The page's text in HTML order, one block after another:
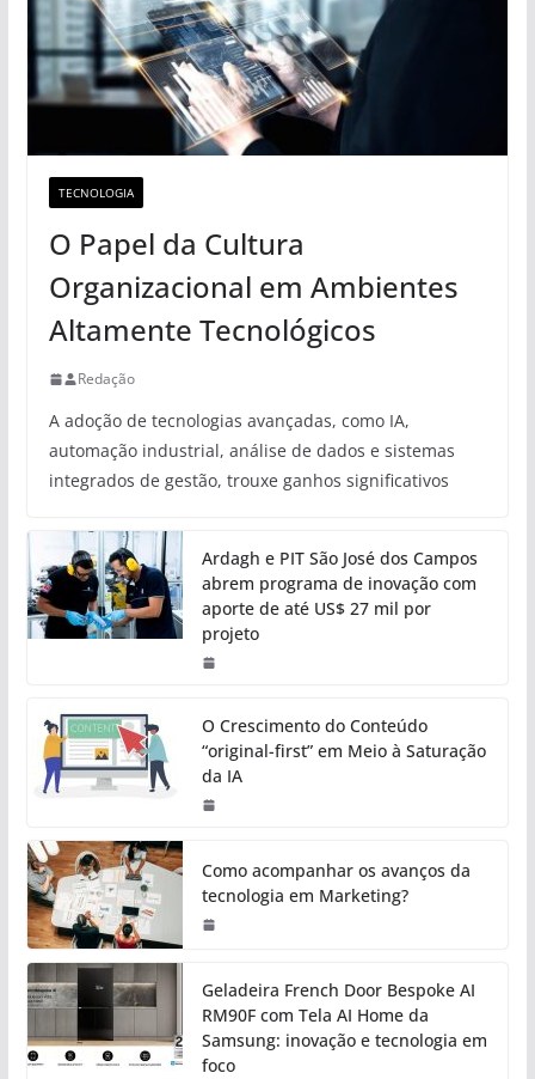
TECNOLOGIA
O Papel da Cultura
Organizacional em Ambientes
Altamente Tecnológicos
Redação
A adoção de tecnologias avançadas, como IA,
automação industrial, análise de dados e sistemas
integrados de gestão, trouxe ganhos significativos
Ardagh e PIT São José dos Campos
abrem programa de inovação com
aporte de até US$ 27 mil por
projeto
O Crescimento do Conteúdo
“original-first” em Meio à Saturação
da IA
Como acompanhar os avanços da
tecnologia em Marketing?
Geladeira French Door Bespoke AI
RM90F com Tela AI Home da
Samsung: inovação e tecnologia em
foco